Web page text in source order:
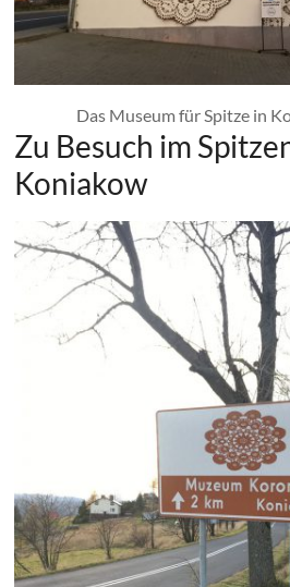
Das Museum für Spitze in
Zu Besuch im
Koniakow